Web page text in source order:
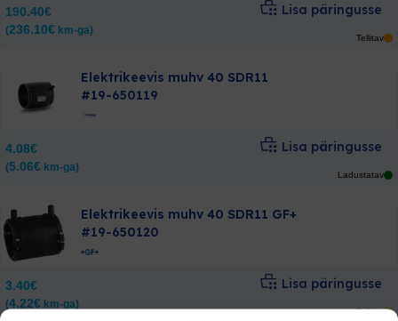
190.40€
(236.10€ km-ga)
Lisa päringusse
Tellitav
Elektrikeevis muhv 40 SDR11
#19-650119
4.08€
(5.06€ km-ga)
Lisa päringusse
Ladustatav
Elektrikeevis muhv 40 SDR11 GF+
#19-650120
3.40€
(4.22€ km-ga)
Lisa päringusse
Tellitav